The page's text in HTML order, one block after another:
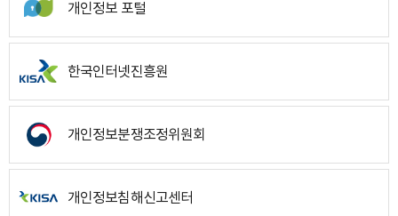
개인정보 포털
한국인터넷진흥원
개인정보분쟁조정위원회
개인정보침해신고센터